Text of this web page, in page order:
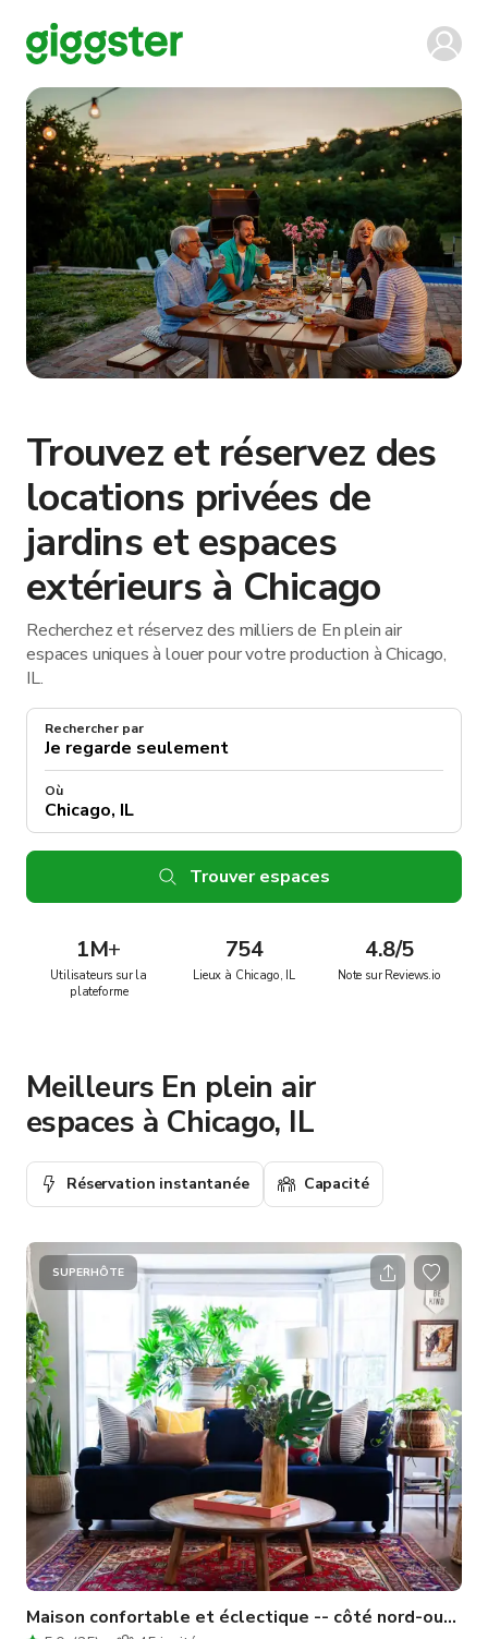
Trouvez et réservez des
locations privées de
jardins et espaces
extérieurs à Chicago
Recherchez et réservez des milliers de En plein air
espaces uniques à louer pour votre production à Chicago,
IL.
Rechercher par
Où
Trouver espaces
1M+
Utilisateurs sur la
plateforme
754
Lieux à Chicago, IL
4.8/5
Note sur Reviews.io
Meilleurs En plein air
espaces à Chicago, IL
Réservation instantanée Capacité
SUPERHÔTE
Maison confortable et éclectique -- côté nord-ouest